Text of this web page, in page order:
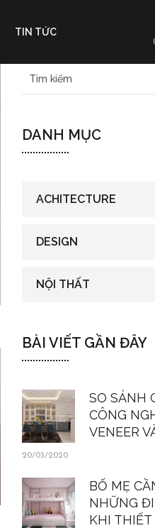
TIN TỨC
DANH MỤC
ACHITECTURE
DESIGN
NỘI THẤT
BÀI VIẾT GẦN ĐÂY
SO SÁNH
CÔNG
VENEER
20/03/2020
BỐ MẸ
NHỮNG
KHI THIẾT